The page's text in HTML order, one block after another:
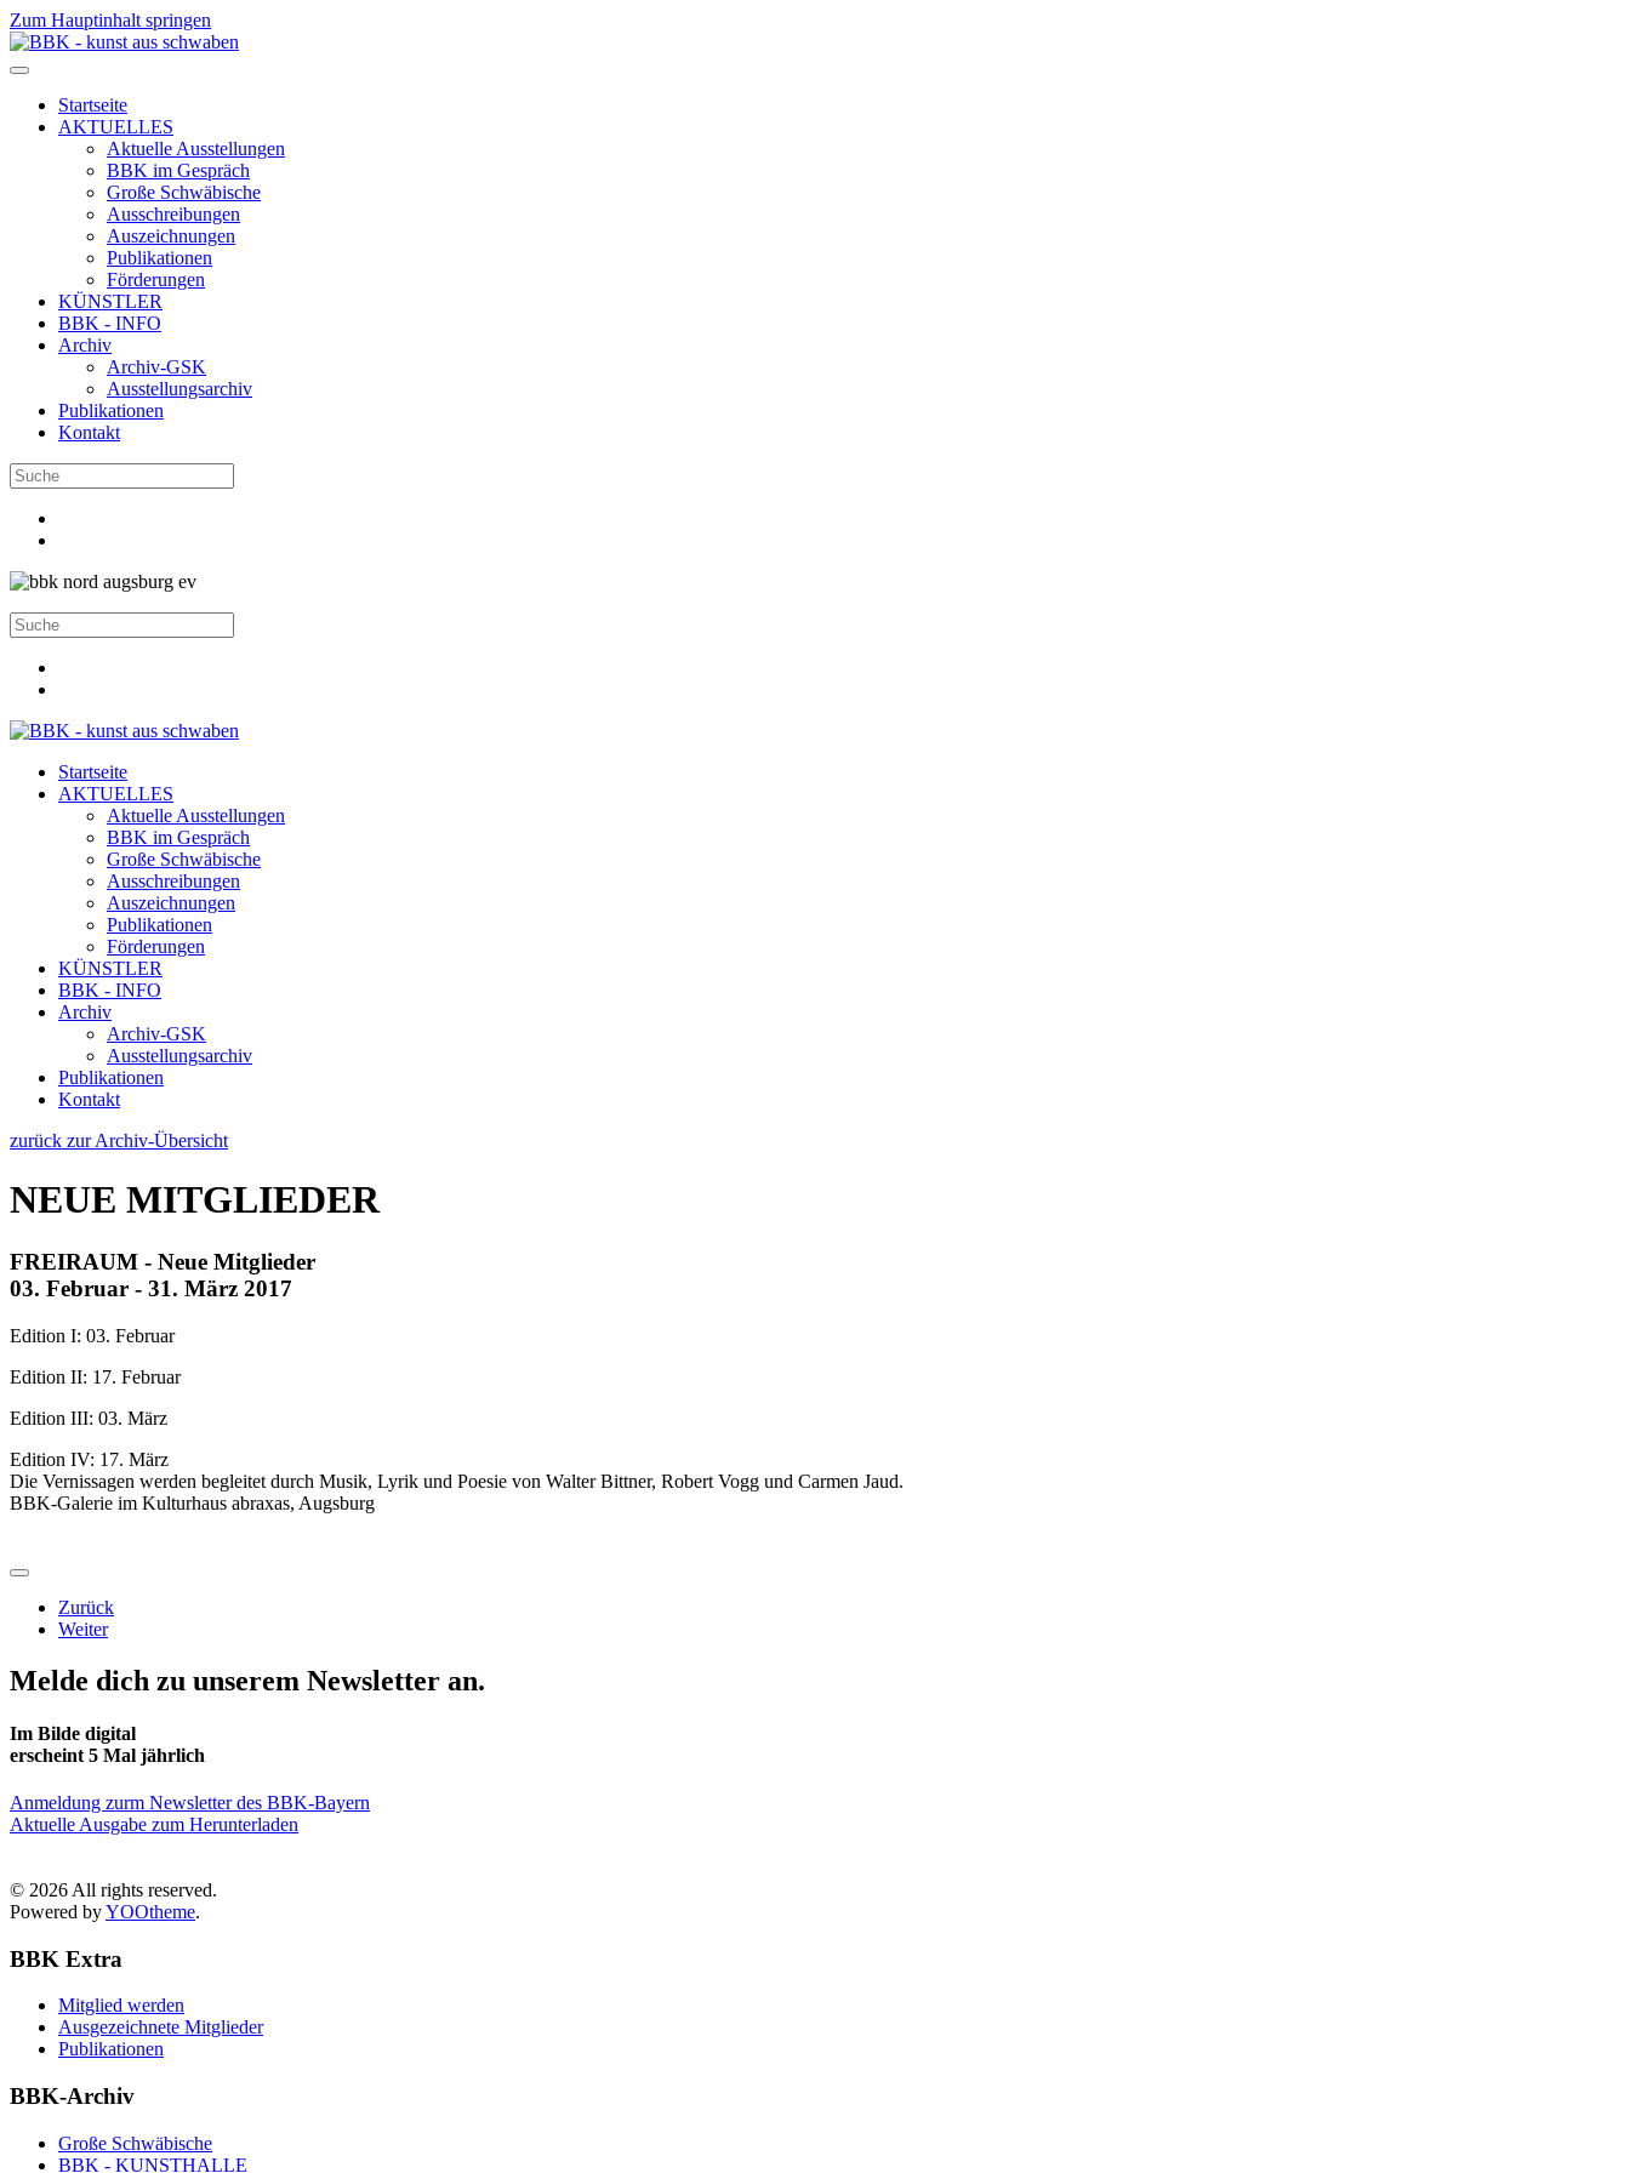
Zum Hauptinhalt springen
Startseite
AKTUELLES
Aktuelle Ausstellungen
BBK im Gespräch
Große Schwäbische
Ausschreibungen
Auszeichnungen
Publikationen
Förderungen
KÜNSTLER
BBK - INFO
Archiv
Archiv-GSK
Ausstellungsarchiv
Publikationen
Kontakt
Startseite
AKTUELLES
Aktuelle Ausstellungen
BBK im Gespräch
Große Schwäbische
Ausschreibungen
Auszeichnungen
Publikationen
Förderungen
KÜNSTLER
BBK - INFO
Archiv
Archiv-GSK
Ausstellungsarchiv
Publikationen
Kontakt
zurück zur Archiv-Übersicht
NEUE MITGLIEDER
FREIRAUM - Neue Mitglieder
03. Februar - 31. März 2017
Edition I: 03. Februar
Edition II: 17. Februar
Edition III: 03. März
Edition IV: 17. März
Die Vernissagen werden begleitet durch Musik, Lyrik und Poesie von Walter Bittner, Robert Vogg und Carmen Jaud.
BBK-Galerie im Kulturhaus abraxas, Augsburg
Zurück
Weiter
Melde dich zu unserem Newsletter an.
Im Bilde digital
erscheint 5 Mal jährlich
Anmeldung zurm Newsletter des BBK-Bayern
Aktuelle Ausgabe zum Herunterladen
© 2026 All rights reserved.
Powered byYOOtheme.
BBK Extra
Mitglied werden
Ausgezeichnete Mitglieder
Publikationen
BBK-Archiv
Große Schwäbische
BBK - KUNSTHALLE